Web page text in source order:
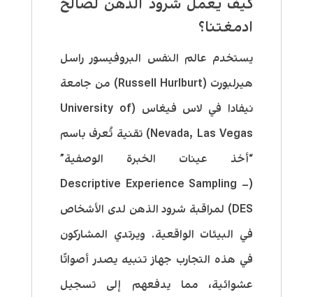
ادمغتنا؟
يستخدم عالم النفس البروفيسور راسل
هيرلبورت (Russell Hurlburt) من جامعة
نيفادا في لاس فيغاس (University of
Nevada, Las Vegas) تقنية تُعرف باسم
“أخذ عينات الخبرة الوصفية”
(Descriptive Experience Sampling –
DES) لمراقبة شرود الذهن لدى الأشخاص
في البيئات الواقعية. ويرتدي المشاركون
في هذه التجارب جهاز تنبيه يصدر أصواتًا
عشوائية، مما يدفعهم إلى تسجيل